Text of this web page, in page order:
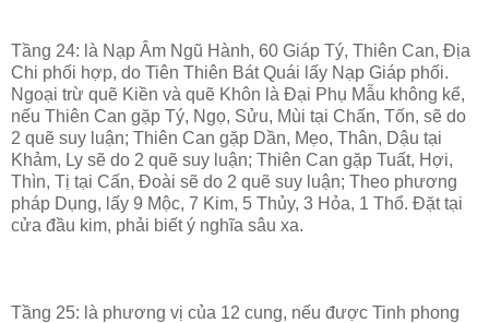
Tầng 24: là Nạp Âm Ngũ Hành, 60 Giáp Tý, Thiên Can, Địa
Chi phối hợp, do Tiên Thiên Bát Quái lấy Nạp Giáp phối.
Ngoại trừ quẽ Kiền và quẽ Khôn là Đại Phụ Mẫu không kể,
nếu Thiên Can gặp Tý, Ngọ, Sửu, Mùi tại Chấn, Tốn, sẽ do
2 quẽ suy luận; Thiên Can gặp Dần, Mẹo, Thân, Dậu tại
Khảm, Ly sẽ do 2 quẽ suy luận; Thiên Can gặp Tuất, Hợi,
Thìn, Tị tại Cấn, Đoài sẽ do 2 quẽ suy luận; Theo phương
pháp Dụng, lấy 9 Mộc, 7 Kim, 5 Thủy, 3 Hỏa, 1 Thổ. Đặt tại
cửa đầu kim, phải biết ý nghĩa sâu xa.
Tầng 25: là phương vị của 12 cung, nếu được Tinh phong